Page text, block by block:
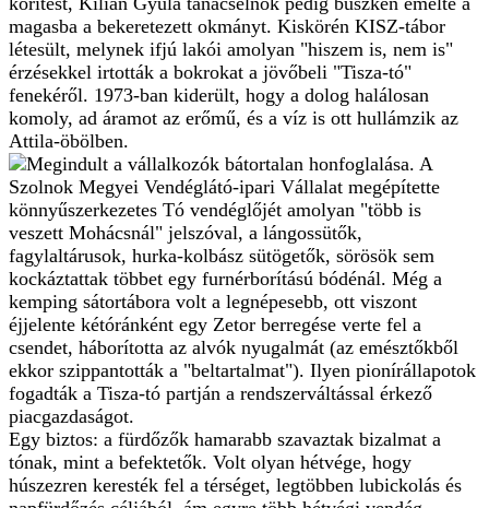
magasba a bekeretezett okmányt. Kiskörén KISZ-tábor
létesült, melynek ifjú lakói amolyan "hiszem is, nem is"
érzésekkel irtották a bokrokat a jövőbeli "Tisza-tó"
fenekéről. 1973-ban kiderült, hogy a dolog halálosan
komoly, ad áramot az erőmű, és a víz is ott hullámzik az
Attila-öbölben.
Megindult a vállalkozók bátortalan honfoglalása. A
Szolnok Megyei Vendéglátó-ipari Vállalat megépítette
könnyűszerkezetes Tó vendéglőjét amolyan "több is
veszett Mohácsnál" jelszóval, a lángossütők,
fagylaltárusok, hurka-kolbász sütögetők, sörösök sem
kockáztattak többet egy furnérborítású bódénál. Még a
kemping sátortábora volt a legnépesebb, ott viszont
éjjelente kétóránként egy Zetor berregése verte fel a
csendet, háborította az alvók nyugalmát (az emésztőkből
ekkor szippantották a "beltartalmat"). Ilyen pionírállapotok
fogadták a Tisza-tó partján a rendszerváltással érkező
piacgazdaságot.
Egy biztos: a fürdőzők hamarabb szavaztak bizalmat a
tónak, mint a befektetők. Volt olyan hétvége, hogy
húszezren keresték fel a térséget, legtöbben lubickolás és